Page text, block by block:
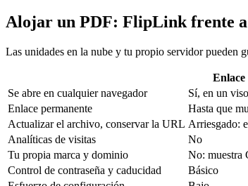
Alojar un PDF: FlipLink frente a
Las unidades en la nube y tu propio servidor pueden
Enlace
Se abre en cualquier navegador
Sí, en un
Enlace permanente
Hasta que
Actualizar el archivo, conservar la URL Arriesgado:
Analíticas de visitas
No
Tu propia marca y dominio
No: muestra
Control de contraseña y caducidad
Básico